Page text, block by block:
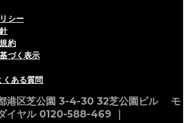
シー
約
づく表示
ある質問
港区芝公園 3-4-30 32芝公園ビル モ
イヤル 0120-588-469 ｜